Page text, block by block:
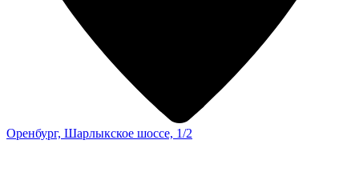
Оренбург, Шарлыкское шоссе, 1/2